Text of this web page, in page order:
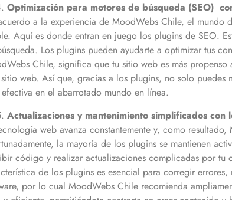
Optimización para motores de búsqueda (SEO)
a la experiencia de MoodWebs Chile, el mundo
Aquí es donde entran en juego los plugins de SEO.
Los plugins pueden ayudarte a optimizar tus
Chile, significa que tu sitio web es más
web. Así que, gracias a los plugins, no solo
efectiva en el abarrotado mundo en línea.
Actualizaciones y mantenimiento simplificados con
web avanza constantemente y, como
la mayoría de los plugins se mantienen
código y realizar actualizaciones complicadas por tu
de los plugins es esencial para corregir
por lo cual MoodWebs Chile recomienda